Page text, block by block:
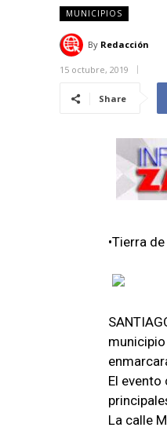
MUNICIPIOS
By Redacción
15 octubre, 2019
Share
•Tierra
El
La calle